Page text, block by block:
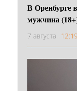
В Оренбурге
мужчина
7 августа 12:19